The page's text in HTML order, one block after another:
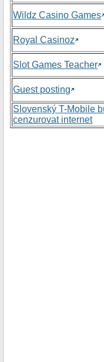
Wildz Casino Games
Royal Casinoz
Slot Games Teacher
Guest posting
Slovenský T-Mobile
cenzurovat internet